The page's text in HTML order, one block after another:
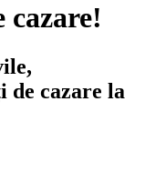
cazare!
de cazare la